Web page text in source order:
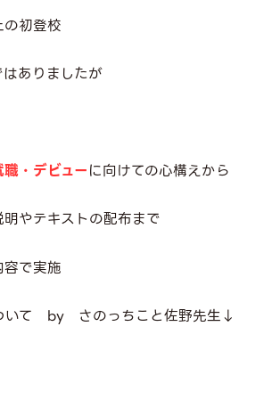
初登校
ありましたが
職・デビューに向けての心構えから
やテキストの配布まで
で実施
いて by さのっちこと佐野先生↓